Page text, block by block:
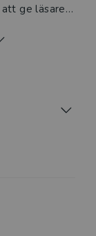
ge läsaren
en
Till
kan ge.